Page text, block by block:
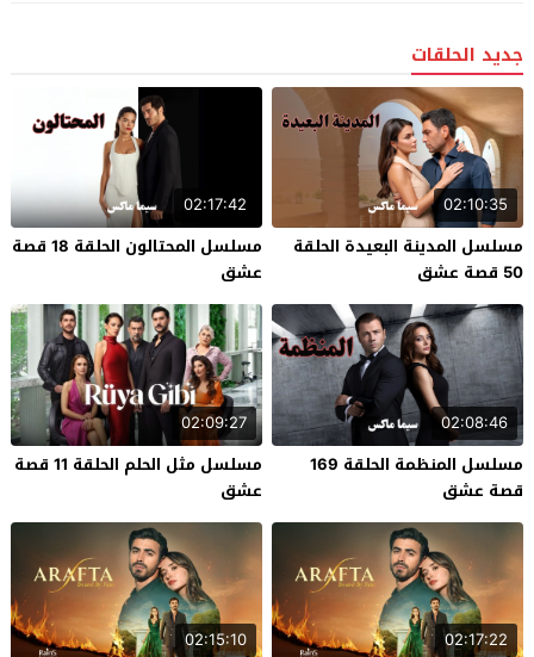
جديد الحلقات
02:10:35
مسلسل المدينة البعيدة الحلقة
50 قصة عشق
02:17:42
مسلسل المحتالون الحلقة 18 قصة
عشق
02:08:46
مسلسل المنظمة الحلقة 169
قصة عشق
02:09:27
مسلسل مثل الحلم الحلقة 11 قصة
عشق
02:17:22
02:15:10